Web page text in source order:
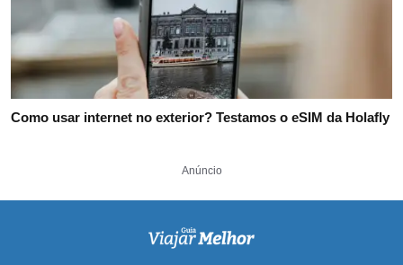
Como usar internet no exterior? Testamos o eSIM da Holafly
Anúncio